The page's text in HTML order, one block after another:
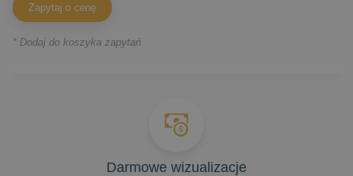
Zapytaj o cenę
* Dodaj do koszyka zapytań
Darmowe wizualizacje